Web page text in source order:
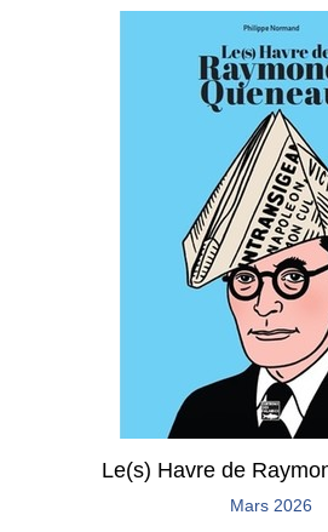
Le(s) Havre de
Mars 2026